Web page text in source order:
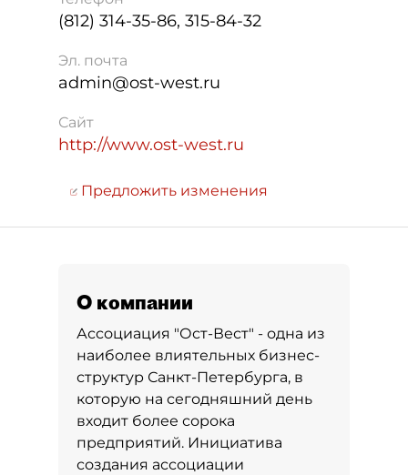
(812) 314-35-86, 315-84-32
Эл. почта
admin@ost-west.ru
Сайт
http://www.ost-west.ru
Предложить изменения
О компании
Ассоциация "Ост-Вест" - одна из
наиболее влиятельных бизнес-
структур Санкт-Петербурга, в
которую на сегодняшний день
входит более сорока
предприятий. Инициатива
создания ассоциации